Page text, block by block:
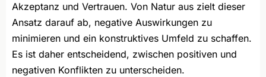
Akzeptanz und Vertrauen. Von Natur aus zielt dieser
Ansatz darauf ab, negative Auswirkungen zu
minimieren und ein konstruktives Umfeld zu schaffen.
Es ist daher entscheidend, zwischen positiven und
negativen Konflikten zu unterscheiden.